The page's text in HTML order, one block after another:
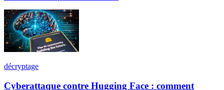
décryptage
Cyberattaque contre Hugging Face : comment